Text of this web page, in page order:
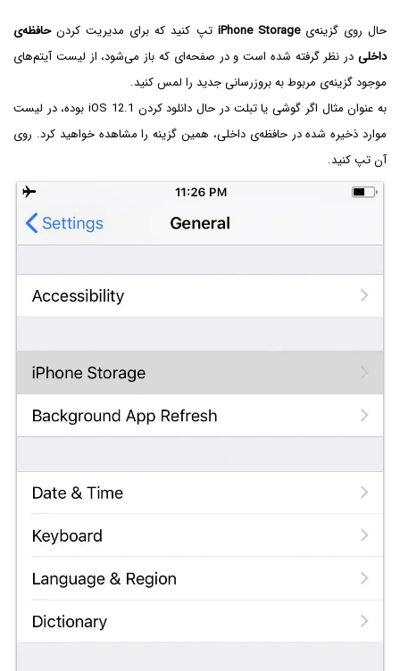
حال روی گزینه‌یiPhone Storage تپ کنید که برای مدیریت کردنحافظه‌ی
داخلی در نظر گرفته شده است و در صفحه‌ای که باز می‌شود، از لیست آیتم‌های
موجود گزینه‌ی مربوط به بروزرسانی جدید را لمس کنید.
به عنوان مثال اگر گوشی یا تبلت در حال دانلود کردن iOS 12.1‌ بوده، در لیست
موارد ذخیره شده در حافظه‌ی داخلی، همین گزینه را مشاهده خواهید کرد. روی
آن تپ کنید.